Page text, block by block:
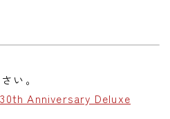
い。
Anniversary Deluxe